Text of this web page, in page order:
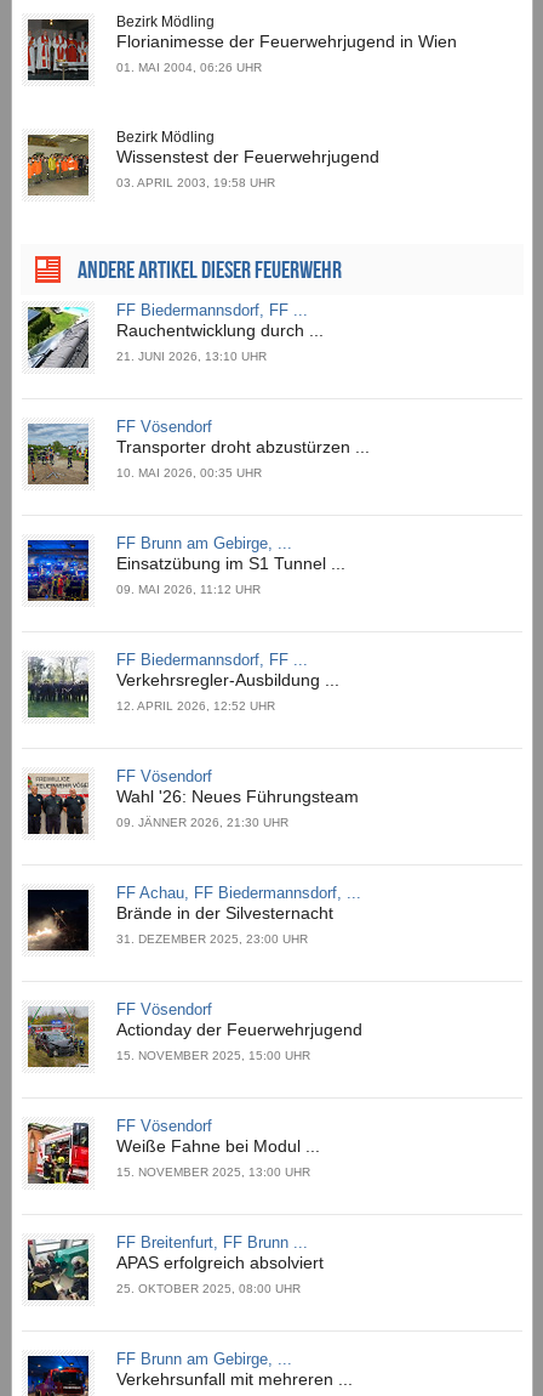
Bezirk Mödling
Florianimesse der Feuerwehrjugend in Wien
01. MAI 2004, 06:26 UHR
Bezirk Mödling
Wissenstest der Feuerwehrjugend
03. APRIL 2003, 19:58 UHR
ANDERE ARTIKEL DIESER FEUERWEHR
FF Biedermannsdorf, FF ...
Rauchentwicklung durch ...
21. JUNI 2026, 13:10 UHR
FF Vösendorf
Transporter droht abzustürzen ...
10. MAI 2026, 00:35 UHR
FF Brunn am Gebirge, ...
Einsatzübung im S1 Tunnel ...
09. MAI 2026, 11:12 UHR
FF Biedermannsdorf, FF ...
Verkehrsregler-Ausbildung ...
12. APRIL 2026, 12:52 UHR
FF Vösendorf
Wahl '26: Neues Führungsteam
09. JÄNNER 2026, 21:30 UHR
FF Achau, FF Biedermannsdorf, ...
Brände in der Silvesternacht
31. DEZEMBER 2025, 23:00 UHR
FF Vösendorf
Actionday der Feuerwehrjugend
15. NOVEMBER 2025, 15:00 UHR
FF Vösendorf
Weiße Fahne bei Modul ...
15. NOVEMBER 2025, 13:00 UHR
FF Breitenfurt, FF Brunn ...
APAS erfolgreich absolviert
25. OKTOBER 2025, 08:00 UHR
FF Brunn am Gebirge, ...
Verkehrsunfall mit mehreren ...